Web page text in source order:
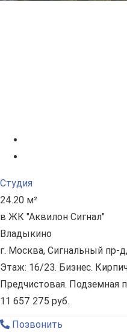
Студия
24.20 м²
в ЖК "Аквилон Сигнал"
Владыкино
г. Москва, Сигнальный пр-
Этаж: 16/23. Бизнес.
Предчистовая. Подземная
11 657 275 руб.
Позвонить